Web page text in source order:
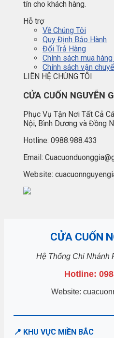
tín cho khách hàng.
Hỗ trợ
Về Chúng Tôi
Quy Định Bảo Hành
Đổi Trả Hàng
Chính sách mua
Chính sách vận
LIÊN HỆ CHÚNG TÔI
CỬA CUỐN NGUYỄN
Phục Vụ Tận Nơi Tất Cả
Nội, Bình Dương và Đồng
Hotline: 0988.988.433
Email:
Website:
CỬA CUỐN
Hệ Thống Chi Nhánh
Hotline:
Website:
📍 KHU VỰC MIỀN BẮC